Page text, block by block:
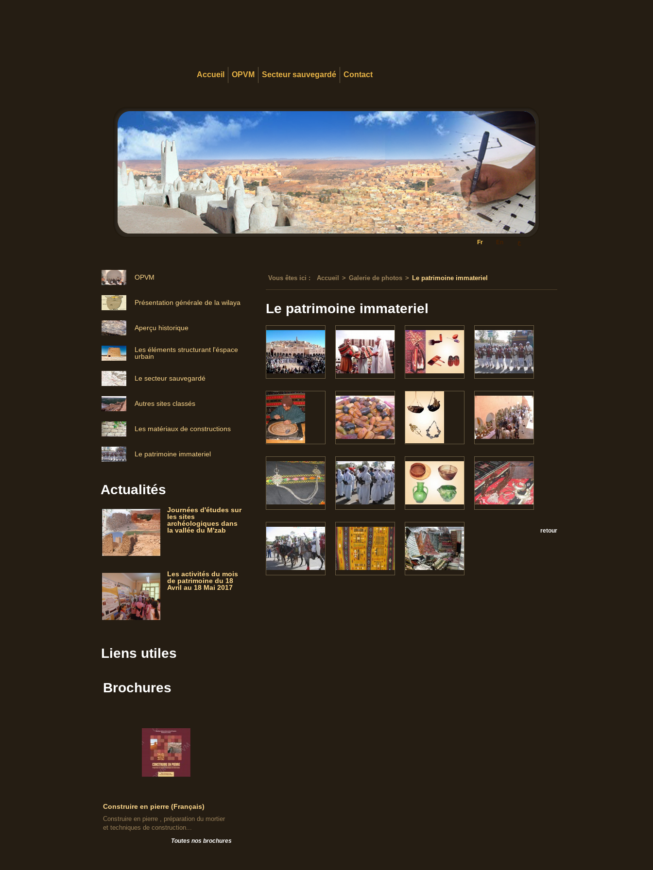
Accueil OPVM Secteur sauvegardé Contact
Fr En ع
OPVM
Présentation générale de la wilaya
Aperçu historique
Les éléments structurant l'éspace
urbain
Le secteur sauvegardé
Autres sites classés
Les matériaux de constructions
Le patrimoine immateriel
Actualités
Journées d'études sur
les sites
archéologiques dans
la vallée du M'zab
Les activités du mois
de patrimoine du 18
Avril au 18 Mai 2017
Liens utiles
Brochures
Construire en pierre (Français)
Construire en pierre , préparation du mortier
et techniques de construction...
Toutes nos brochures
Vous êtes ici : Accueil > Galerie de photos > Le patrimoine immateriel
Le patrimoine immateriel
retour